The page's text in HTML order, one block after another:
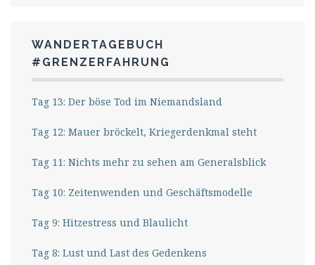
WANDERTAGEBUCH
#GRENZERFAHRUNG
Tag 13: Der böse Tod im Niemandsland
Tag 12: Mauer bröckelt, Kriegerdenkmal steht
Tag 11: Nichts mehr zu sehen am Generalsblick
Tag 10: Zeitenwenden und Geschäftsmodelle
Tag 9: Hitzestress und Blaulicht
Tag 8: Lust und Last des Gedenkens